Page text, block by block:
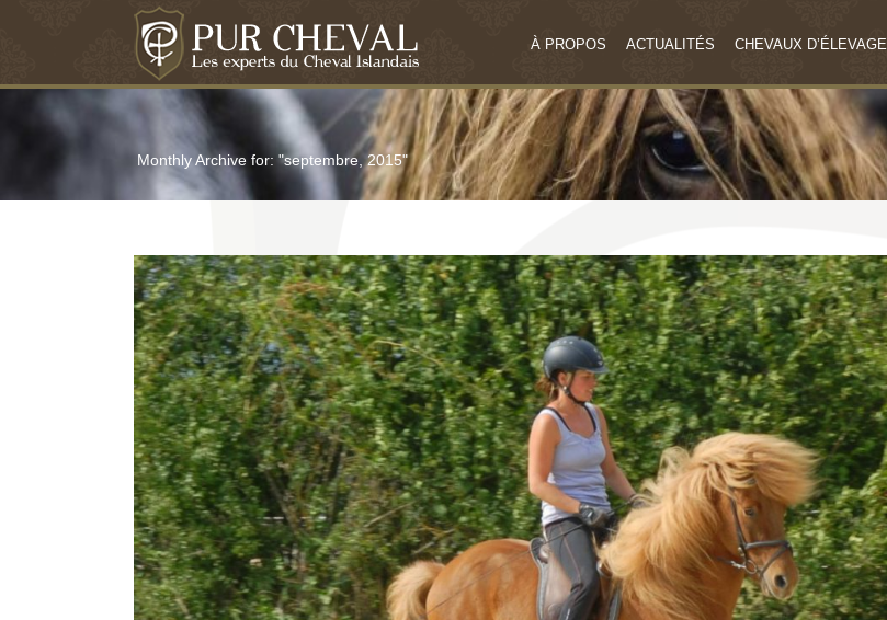
À PROPOS ACTUALITÉS CHEVAUX D’ÉLEVAGE
Monthly Archive for: "septembre, 2015"